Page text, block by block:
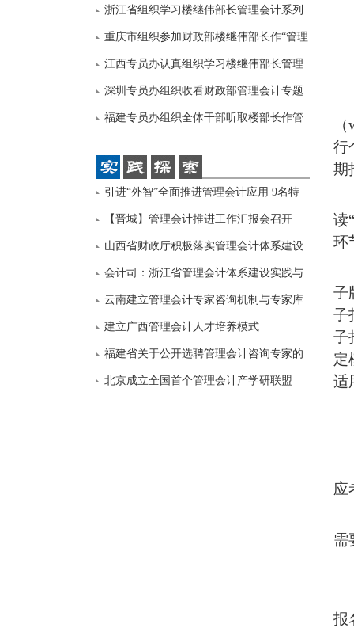
管理
浙江省组织学习楼继伟部长管理会计系列
讲座
重庆市组织参加财政部楼继伟部长作“管理
会
江西专员办认真组织学习楼继伟部长管理
会计
深圳专员办组织收看财政部管理会计专题
视频
福建专员办组织全体干部听取楼部长作管
引进“外智”全面推进管理会计应用 9名特
聘
【晋城】管理会计推进工作汇报会召开
山西省财政厅积极落实管理会计体系建设
指导
会计司：浙江省管理会计体系建设实践与
探索
云南建立管理会计专家咨询机制与专家库
建立广西管理会计人才培养模式
福建省关于公开选聘管理会计咨询专家的
通知
北京成立全国首个管理会计产学研联盟
（
行
期
读“
环
子
子
子
定
适
应
需
报